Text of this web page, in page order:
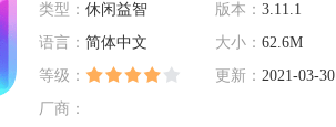
类型： 休闲益智 版本：3.11.1
语言： 简体中文 大小：62.6M
等级：
更新：2021-03-30
厂商：